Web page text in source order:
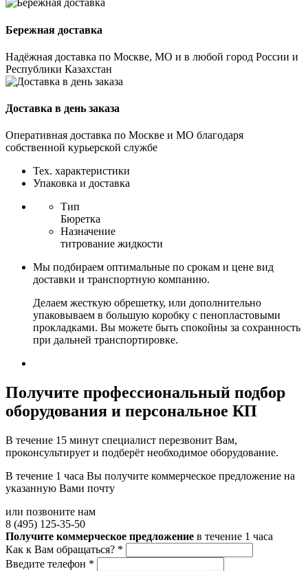
Бережная доставка
Надёжная доставка по Москве, МО и в любой город России и
Республики Казахстан
Доставка в день заказа
Оперативная доставка по Москве и МО благодаря
собственной курьерской службе
Тех. характеристики
Упаковка и доставка
Тип
Бюретка
Назначение
титрование жидкости
Мы подбираем оптимальные по срокам и цене вид
доставки и транспортную компанию.
Делаем жесткую обрешетку, или дополнительно
упаковываем в большую коробку с пенопластовыми
прокладками. Вы можете быть спокойны за сохранность
при дальней транспортировке.
Получите профессиональный подбор
оборудования и персональное КП
В течение 15 минут специалист перезвонит Вам,
проконсультирует и подберёт необходимое оборудование.
В течение 1 часа Вы получите коммерческое предложение на
указанную Вами почту
или позвоните нам
8 (495) 125-35-50
Получите коммерческое предложение в течение 1 часа
Как к Вам обращаться? *
Введите телефон *